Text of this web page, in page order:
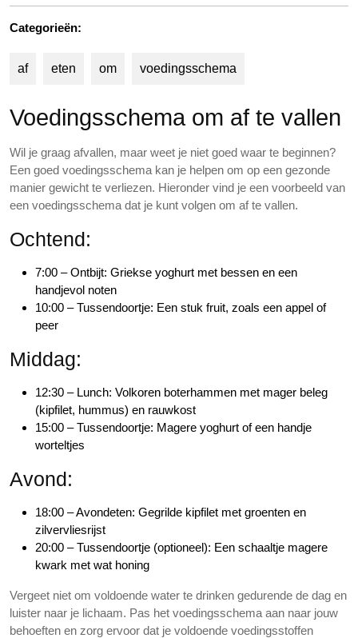
Categorieën:
af eten om voedingsschema
Voedingsschema om af te vallen
Wil je graag afvallen, maar weet je niet goed waar te beginnen?
Een goed voedingsschema kan je helpen om op een gezonde
manier gewicht te verliezen. Hieronder vind je een voorbeeld van
een voedingsschema dat je kunt volgen om af te vallen.
Ochtend:
7:00 – Ontbijt: Griekse yoghurt met bessen en een
handjevol noten
10:00 – Tussendoortje: Een stuk fruit, zoals een appel of
peer
Middag:
12:30 – Lunch: Volkoren boterhammen met mager beleg
(kipfilet, hummus) en rauwkost
15:00 – Tussendoortje: Magere yoghurt of een handje
worteltjes
Avond:
18:00 – Avondeten: Gegrilde kipfilet met groenten en
zilvervliesrijst
20:00 – Tussendoortje (optioneel): Een schaaltje magere
kwark met wat honing
Vergeet niet om voldoende water te drinken gedurende de dag en
luister naar je lichaam. Pas het voedingsschema aan naar jouw
behoeften en zorg ervoor dat je voldoende voedingsstoffen